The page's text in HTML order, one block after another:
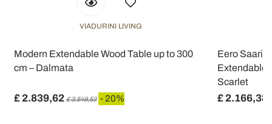
VIADURINI LIVING
Modern Extendable Wood Table up to 300
cm – Dalmata
£ 2.839,62 £ 3.549,53 - 20%
Eero
Extendable
Scarlet
£ 2.166,38